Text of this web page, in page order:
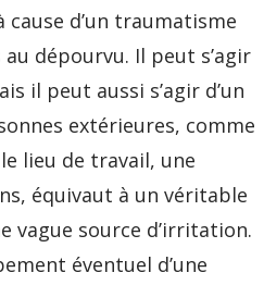
d’un traumatisme
dépourvu. Il peut s’agir
il peut aussi s’agir d’un
extérieures, comme
lieu de travail, une
équivaut à un véritable
vague source d’irritation.
éventuel d’une